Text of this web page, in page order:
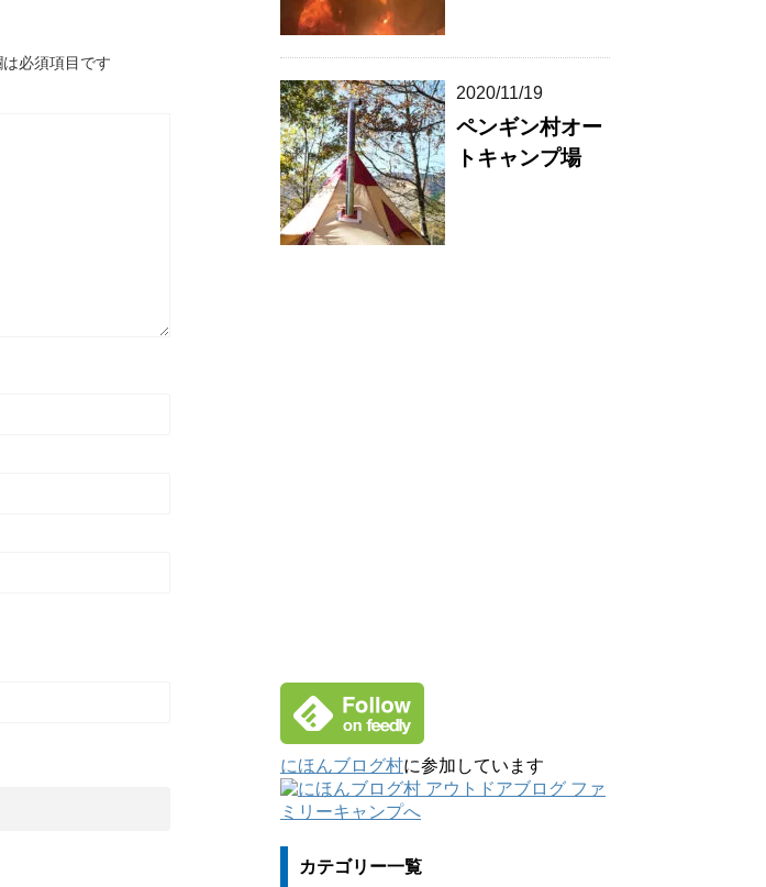
必須項目です
2020/11/19
ペンギン村オー
トキャンプ場
にほんブログ村に参加しています
カテゴリー一覧